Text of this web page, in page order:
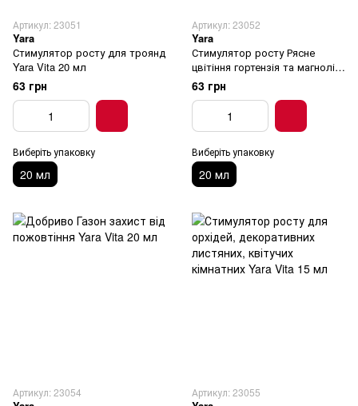
Артикул: 23051
Yara
Стимулятор росту для троянд
Yara Vita 20 мл
63 грн
Виберіть упаковку
20 мл
Артикул: 23052
Yara
Стимулятор росту Рясне
цвітіння гортензія та магнолія
Yara Vita 20 мл
63 грн
Виберіть упаковку
20 мл
Артикул: 23054 Артикул: 23055